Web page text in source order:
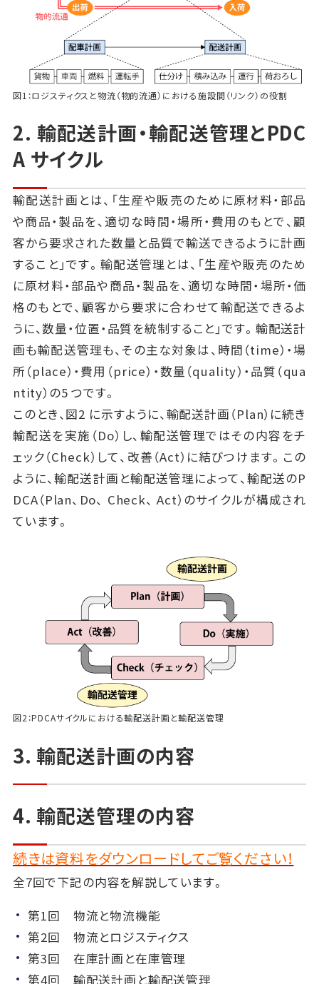
図1：ロジスティクスと物流（物的流通）における施設間（リンク）の役割
2. 輸配送計画・輸配送管理とPDC
A サイクル
輸配送計画とは、「生産や販売のために原材料・部品
や商品・製品を、適切な時間・場所・費用のもとで、顧
客から要求された数量と品質で輸送できるように計画
すること」です。輸配送管理とは、「生産や販売のため
に原材料・部品や商品・製品を、適切な時間・場所・価
格のもとで、顧客から要求に合わせて輸配送できるよ
うに、数量・位置・品質を統制すること」です。輸配送計
画も輸配送管理も、その主な対象は、時間（time）・場
所（place）・費用（price）・数量（quality）・品質（qua
ntity）の5 つです。
このとき、図2 に示すように、輸配送計画（Plan）に続き
輸配送を実施（Do）し、輸配送管理ではその内容をチ
ェック（Check）して、改善（Act）に結びつけます。この
ように、輸配送計画と輸配送管理によって、輸配送のP
DCA（Plan、Do、 Check、 Act）のサイクルが構成され
ています。
図2：PDCAサイクルにおける輸配送計画と輸配送管理
3. 輸配送計画の内容
4. 輸配送管理の内容
続きは資料をダウンロードしてご覧ください！
全7回で下記の内容を解説しています。
第1回 物流と物流機能
第2回 物流とロジスティクス
第3回 在庫計画と在庫管理
第4回 輸配送計画と輸配送管理